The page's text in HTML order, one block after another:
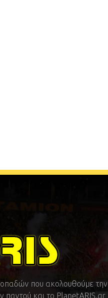
οπαδών που ακολουθούμε την
παντού και το PlanetARIS.gr